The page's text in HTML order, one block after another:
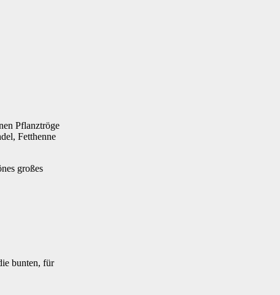
Pflanztröge
Fetthenne
großes
bunten, für